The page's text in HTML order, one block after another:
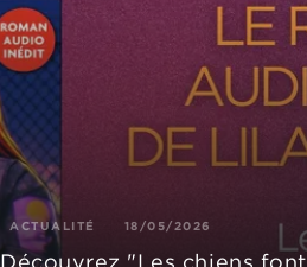
ACTUALITÉ 18/05/2026